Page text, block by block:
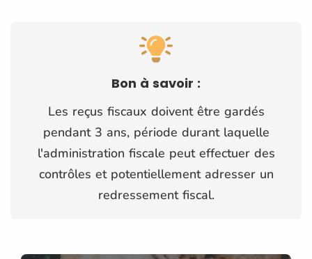
Bon à savoir :
Les reçus fiscaux doivent être gardés
pendant 3 ans, période durant laquelle
l'administration fiscale peut effectuer des
contrôles et potentiellement adresser un
redressement fiscal.